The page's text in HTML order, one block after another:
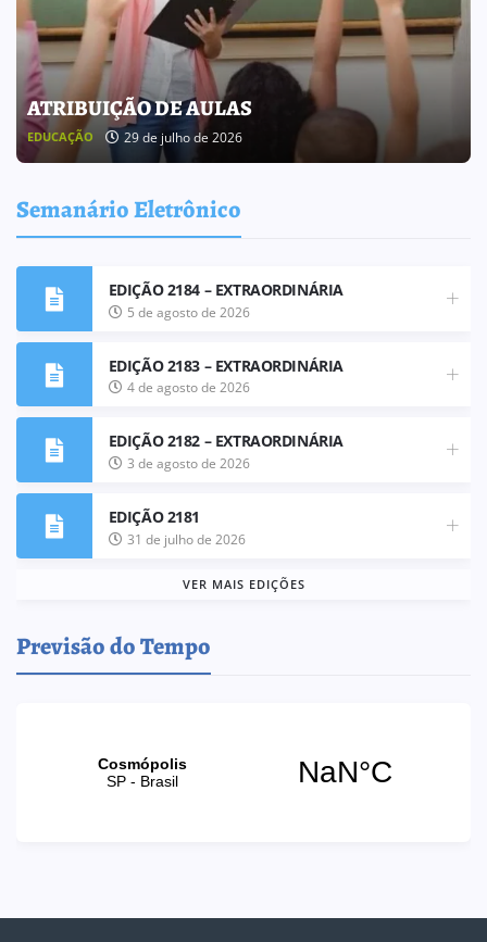
BOLETIM INFORMATIVO 238
BOLETIM INFORMATIVO 25 de julho de 2026
Semanário Eletrônico
EDIÇÃO 2184 – EXTRAORDINÁRIA
5 de agosto de 2026
EDIÇÃO 2183 – EXTRAORDINÁRIA
4 de agosto de 2026
EDIÇÃO 2182 – EXTRAORDINÁRIA
3 de agosto de 2026
EDIÇÃO 2181
31 de julho de 2026
VER MAIS EDIÇÕES
Previsão do Tempo